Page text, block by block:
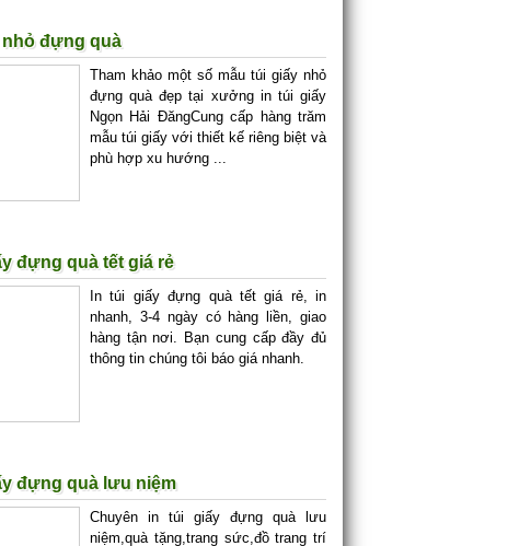
nhỏ đựng quà
Tham khảo một số mẫu túi giấy nhỏ
đựng quà đẹp tại xưởng in túi giấy
Ngọn Hải ĐăngCung cấp hàng trăm
mẫu túi giấy với thiết kế riêng biệt và
phù hợp xu hướng ...
đựng quà tết giá rẻ
In túi giấy đựng quà tết giá rẻ, in
nhanh, 3-4 ngày có hàng liền, giao
hàng tận nơi. Bạn cung cấp đầy đủ
thông tin chúng tôi báo giá nhanh.
đựng quà lưu niệm
Chuyên in túi giấy đựng quà lưu
niệm,quà tặng,trang sức,đồ trang trí